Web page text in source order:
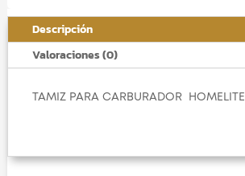
Descripción
Valoraciones (0)
TAMIZ PARA CARBURADOR HOMELITE